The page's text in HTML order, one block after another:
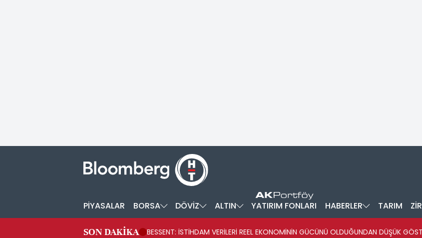
PİYASALAR BORSA DÖVİZ ALTIN YATIRIM FONLARI HABERLER TARIM
SON DAKİKA BESSENT: İSTİHDAM VERİLERİ REEL EKONOMİNİN GÜCÜNÜ OLDUĞUNDAN DÜŞÜK